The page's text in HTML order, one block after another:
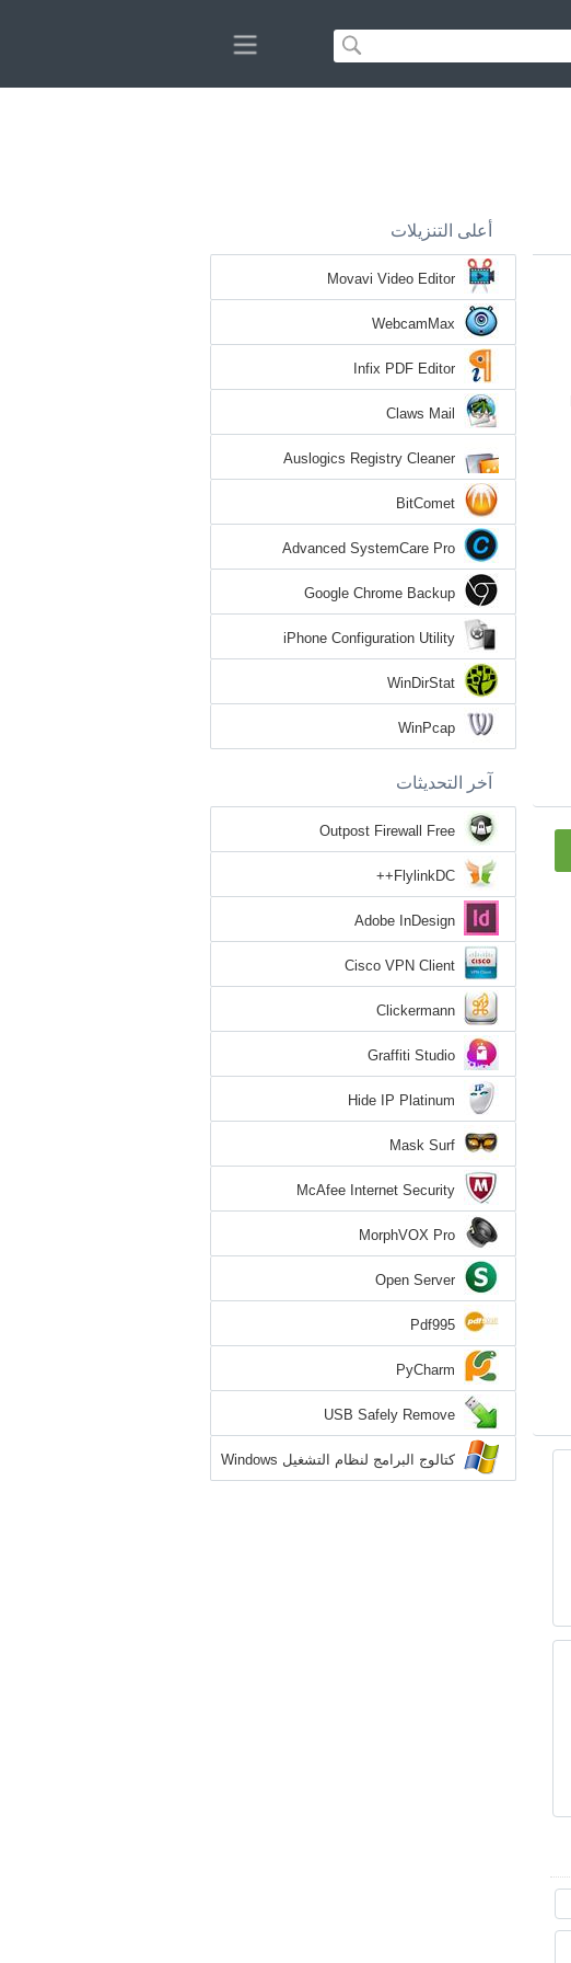
أعلى التنزيلات
Movavi Video Editor
WebcamMax
Infix PDF Editor
Claws Mail
Auslogics Registry Cleaner
BitComet
Advanced SystemCare Pro
Google Chrome Backup
iPhone Configuration Utility
WinDirStat
WinPcap
آخر التحديثات
Outpost Firewall Free
FlylinkDC++
Adobe InDesign
Cisco VPN Client
Clickermann
Graffiti Studio
Hide IP Platinum
Mask Surf
McAfee Internet Security
MorphVOX Pro
Open Server
Pdf995
PyCharm
USB Safely Remove
كتالوج البرامج لنظام التشغيل Windows
7